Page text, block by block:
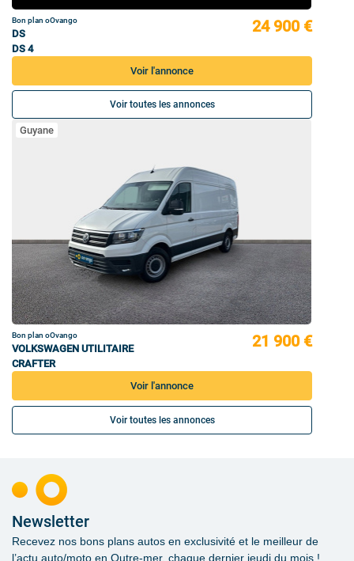
Bon plan oOvango
DS
DS 4
24 900 €
Voir l'annonce
Voir toutes les annonces
Guyane
Bon plan oOvango
VOLKSWAGEN UTILITAIRE
CRAFTER
21 900 €
Voir l'annonce
Voir toutes les annonces
Newsletter
Recevez nos bons plans autos en exclusivité et le meilleur de
l’actu auto/moto en Outre-mer, chaque dernier jeudi du mois !